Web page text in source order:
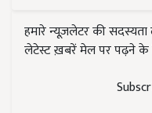
हमारे न्यूज़लेटर की
लेटेस्ट ख़बरें मेल पर पढ़ने के